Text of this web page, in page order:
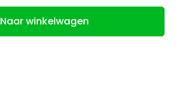
Naar winkelwagen